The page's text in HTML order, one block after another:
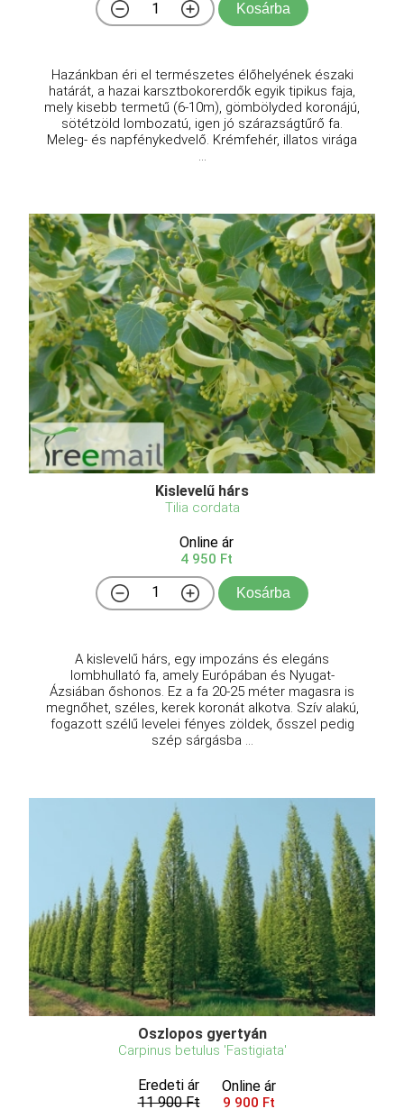
Kosárba
Hazánkban éri el természetes élőhelyének északi
határát, a hazai karsztbokorerdők egyik tipikus faja,
mely kisebb termetű (6-10m), gömbölyded koronájú,
sötétzöld lombozatú, igen jó szárazságtűrő fa.
Meleg- és napfénykedvelő. Krémfehér, illatos virága
...
Kislevelű hárs
Tilia cordata
Online ár
4 950 Ft
Kosárba
A kislevelű hárs, egy impozáns és elegáns
lombhullató fa, amely Európában és Nyugat-
Ázsiában őshonos. Ez a fa 20-25 méter magasra is
megnőhet, széles, kerek koronát alkotva. Szív alakú,
fogazott szélű levelei fényes zöldek, ősszel pedig
szép sárgásba ...
Oszlopos gyertyán
Carpinus betulus 'Fastigiata'
Eredeti ár
11 900 Ft
Online ár
9 900 Ft